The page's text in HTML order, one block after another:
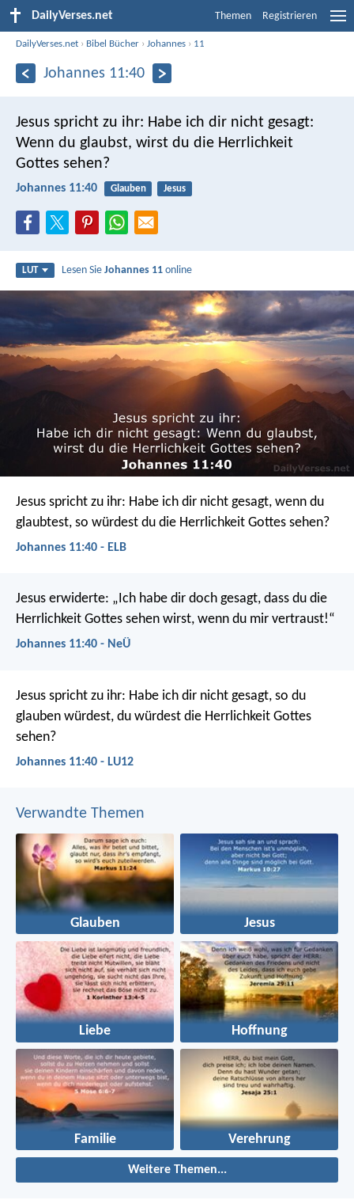
DailyVerses.net Themen Registrieren
DailyVerses.net › Bibel Bücher ›Johannes › 11
Johannes 11:40
Jesus spricht zu ihr: Habe ich dir nicht gesagt:
Wenn du glaubst, wirst du die Herrlichkeit
Gottes sehen?
Johannes 11:40 Glauben Jesus
LUT Lesen SieJohannes 11 online
Jesus spricht zu ihr: Habe ich dir nicht gesagt, wenn du
glaubtest, so würdest du die Herrlichkeit Gottes sehen?
Johannes 11:40 - ELB
Jesus erwiderte: „Ich habe dir doch gesagt, dass du die
Herrlichkeit Gottes sehen wirst, wenn du mir vertraust!“
Johannes 11:40 - NeÜ
Jesus spricht zu ihr: Habe ich dir nicht gesagt, so du
glauben würdest, du würdest die Herrlichkeit Gottes
sehen?
Johannes 11:40 - LU12
Verwandte Themen
Glauben Jesus
Liebe Hoffnung
Familie Verehrung
Weitere Themen...